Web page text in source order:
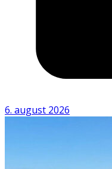
6. august 2026